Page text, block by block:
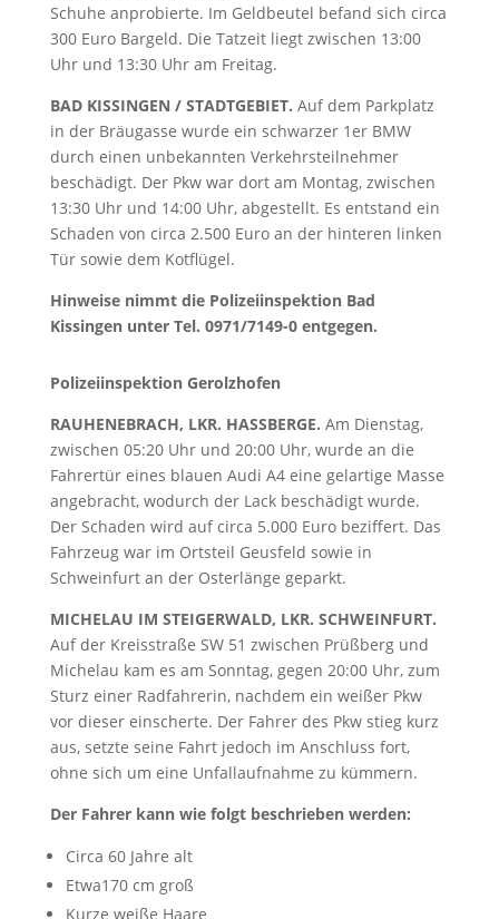
Schuhe anprobierte. Im Geldbeutel befand sich circa
300 Euro Bargeld. Die Tatzeit liegt zwischen 13:00
Uhr und 13:30 Uhr am Freitag.
BAD KISSINGEN / STADTGEBIET. Auf dem Parkplatz
in der Bräugasse wurde ein schwarzer 1er BMW
durch einen unbekannten Verkehrsteilnehmer
beschädigt. Der Pkw war dort am Montag, zwischen
13:30 Uhr und 14:00 Uhr, abgestellt. Es entstand ein
Schaden von circa 2.500 Euro an der hinteren linken
Tür sowie dem Kotflügel.
Hinweise nimmt die Polizeiinspektion Bad
Kissingen unter Tel. 0971/7149-0 entgegen.
Polizeiinspektion Gerolzhofen
RAUHENEBRACH, LKR. HASSBERGE. Am Dienstag,
zwischen 05:20 Uhr und 20:00 Uhr, wurde an die
Fahrertür eines blauen Audi A4 eine gelartige Masse
angebracht, wodurch der Lack beschädigt wurde.
Der Schaden wird auf circa 5.000 Euro beziffert. Das
Fahrzeug war im Ortsteil Geusfeld sowie in
Schweinfurt an der Osterlänge geparkt.
MICHELAU IM STEIGERWALD, LKR. SCHWEINFURT.
Auf der Kreisstraße SW 51 zwischen Prüßberg und
Michelau kam es am Sonntag, gegen 20:00 Uhr, zum
Sturz einer Radfahrerin, nachdem ein weißer Pkw
vor dieser einscherte. Der Fahrer des Pkw stieg kurz
aus, setzte seine Fahrt jedoch im Anschluss fort,
ohne sich um eine Unfallaufnahme zu kümmern.
Der Fahrer kann wie folgt beschrieben werden:
Circa 60 Jahre alt
Etwa170 cm groß
Kurze weiße Haare